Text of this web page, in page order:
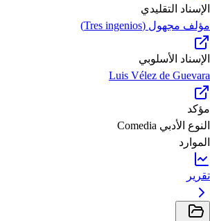
الإسناد التقليدي
مؤلف مجهول (Tres ingenios)
الإسناد الأسلوبي
Luis Vélez de Guevara
مؤكد
النوع الأدبي Comedia
الموارد
تقرير